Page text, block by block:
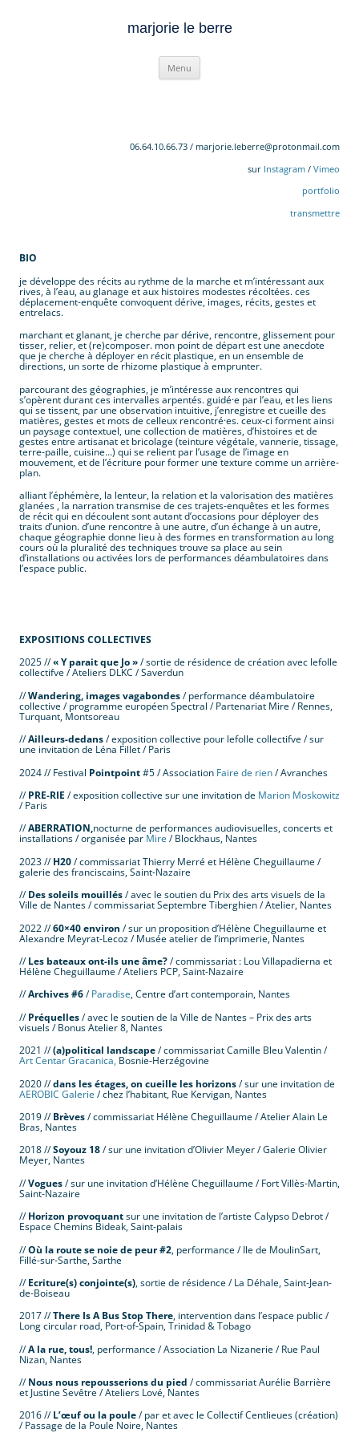
marjorie le berre
Menu
06.64.10.66.73 / marjorie.leberre@protonmail.com
sur Instagram / Vimeo
portfolio
transmettre
BIO
je développe des récits au rythme de la marche et m’intéressant aux
rives, à l’eau, au glanage et aux histoires modestes récoltées. ces
déplacement-enquête convoquent dérive, images, récits, gestes et
entrelacs.
marchant et glanant, je cherche par dérive, rencontre, glissement pour
tisser, relier, et (re)composer. mon point de départ est une anecdote
que je cherche à déployer en récit plastique, en un ensemble de
directions, un sorte de rhizome plastique à emprunter.
parcourant des géographies, je m’intéresse aux rencontres qui
s’opèrent durant ces intervalles arpentés. guidé·e par l’eau, et les liens
qui se tissent, par une observation intuitive, j’enregistre et cueille des
matières, gestes et mots de celleux rencontré·es. ceux-ci forment ainsi
un paysage contextuel, une collection de matières, d’histoires et de
gestes entre artisanat et bricolage (teinture végétale, vannerie, tissage,
terre-paille, cuisine…) qui se relient par l’usage de l’image en
mouvement, et de l’écriture pour former une texture comme un arrière-
plan.
alliant l’éphémère, la lenteur, la relation et la valorisation des matières
glanées , la narration transmise de ces trajets-enquêtes et les formes
de récit qui en découlent sont autant d’occasions pour déployer des
traits d’union. d’une rencontre à une autre, d’un échange à un autre,
chaque géographie donne lieu à des formes en transformation au long
cours où la pluralité des techniques trouve sa place au sein
d’installations ou activées lors de performances déambulatoires dans
l’espace public.
EXPOSITIONS COLLECTIVES
2025 //« Y parait que Jo »/ sortie de résidence de création avec lefolle
collectifve / Ateliers DLKC / Saverdun
//Wandering, images vagabondes/ performance déambulatoire
collective / programme européen Spectral / Partenariat Mire / Rennes,
Turquant, Montsoreau
//Ailleurs-dedans/ exposition collective pour lefolle collectifve / sur
une invitation de Léna Fillet / Paris
2024 // Festival Pointpoint#5 / Association Faire de rien/ Avranches
//PRE-RIE / exposition collective sur une invitation de Marion Moskowitz
/ Paris
//ABERRATION,nocturne de performances audiovisuelles, concerts et
installations / organisée par Mire / Blockhaus, Nantes
2023 //H20/ commissariat Thierry Merré et Hélène Cheguillaume /
galerie des franciscains, Saint-Nazaire
//Des soleils mouillés/ avec le soutien du Prix des arts visuels de la
Ville de Nantes / commissariat Septembre Tiberghien / Atelier, Nantes
2022 //60×40 environ / sur un proposition d’Hélène Cheguillaume et
Alexandre Meyrat-Lecoz / Musée atelier de l’imprimerie, Nantes
//Les bateaux ont-ils une âme?/ commissariat : Lou Villapadierna et
Hélène Cheguillaume / Ateliers PCP, Saint-Nazaire
//Archives #6/Paradise, Centre d’art contemporain, Nantes
//Préquelles/ avec le soutien de la Ville de Nantes – Prix des arts
visuels / Bonus Atelier 8, Nantes
2021 //(a)political landscape/ commissariat Camille Bleu Valentin /
Art Centar Gracanica, Bosnie-Herzégovine
2020 //dans les étages, on cueille les horizons/ sur une invitation de
AEROBIC Galerie / chez l’habitant, Rue Kervigan, Nantes
2019 //Brèves/ commissariat Hélène Cheguillaume / Atelier Alain Le
Bras, Nantes
2018 //Soyouz 18/ sur une invitation d’Olivier Meyer / Galerie Olivier
Meyer, Nantes
//Vogues/ sur une invitation d’Hélène Cheguillaume / Fort Villès-Martin,
Saint-Nazaire
//Horizon provoquantsur une invitation de l’artiste Calypso Debrot /
Espace Chemins Bideak, Saint-palais
//Où la route se noie de peur #2, performance / Ile de MoulinSart,
Fillé-sur-Sarthe, Sarthe
//Ecriture(s) conjointe(s), sortie de résidence / La Déhale, Saint-Jean-
de-Boiseau
2017 //There Is A Bus Stop There, intervention dans l’espace public /
Long circular road, Port-of-Spain, Trinidad & Tobago
//A la rue, tous!, performance / Association La Nizanerie / Rue Paul
Nizan, Nantes
//Nous nous repousserions du pied / commissariat Aurélie Barrière
et Justine Sevêtre / Ateliers Lové, Nantes
2016 //L’œuf ou la poule/ par et avec le Collectif Centlieues (création)
/ Passage de la Poule Noire, Nantes